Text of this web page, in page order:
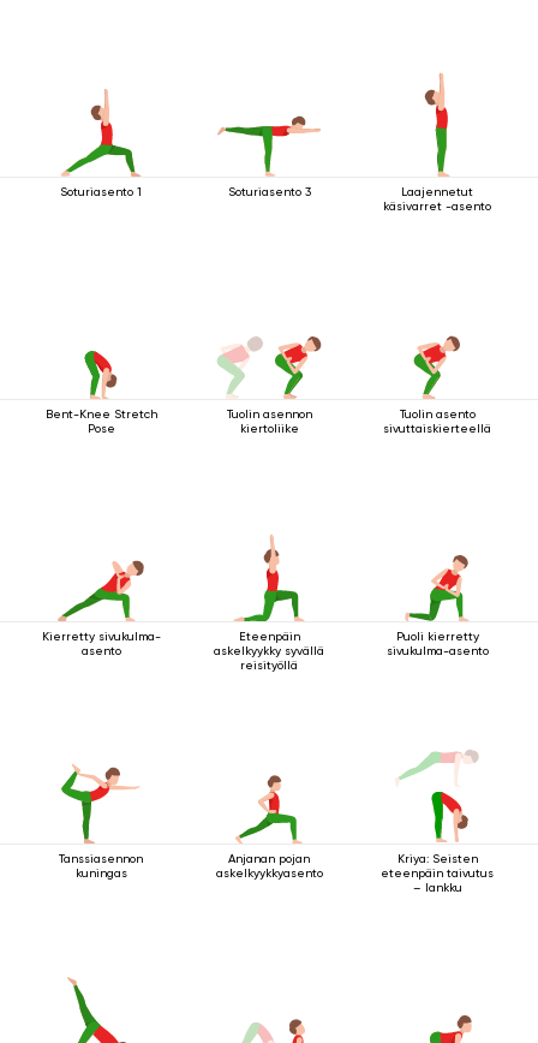
Soturiasento 1 Soturiasento 3
Laajennetut
käsivarret -asento
Bent-Knee Stretch
Pose
Tuolin asennon
kiertoliike
Tuolin asento
sivuttaiskierteellä
Kierretty sivukulma-
asento
Eteenpäin
askelkyykky syvällä
reisityöllä
Puoli kierretty
sivukulma-asento
Tanssiasennon
kuningas
Anjanan pojan
askelkyykkyasento
Kriya: Seisten
eteenpäin taivutus
– lankku